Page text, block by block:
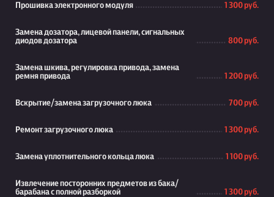
Прошивка электронного модуля 1 300 руб.
Замена дозатора, лицевой панели, сигнальных
диодов дозатора
800 руб.
Замена шкива, регулировка привода, замена
ремня привода
1 200 руб.
Вскрытие/замена загрузочного люка 700 руб.
Ремонт загрузочного люка 1 300 руб.
Замена уплотнительного кольца люка 1 100 руб.
Извлечение посторонних предметов из бака/
барабана с полной разборкой
1 300 руб.